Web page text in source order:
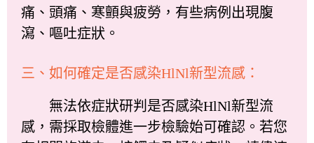
痛、頭痛、寒顫與疲勞，有些病例出現腹
瀉、嘔吐症狀。
三、如何確定是否感染HlNl新型流感：
無法依症狀研判是否感染HlNl新型流
感，需採取檢體進一步檢驗始可確認。若您